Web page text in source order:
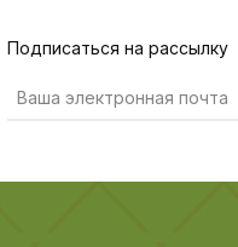
Подписаться на рассылку